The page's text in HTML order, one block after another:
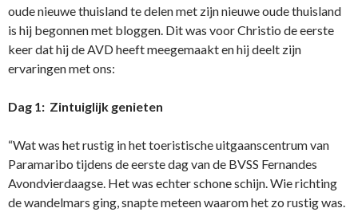
oude nieuwe thuisland te delen met zijn nieuwe oude thuisland
is hij begonnen met bloggen. Dit was voor Christio de eerste
keer dat hij de AVD heeft meegemaakt en hij deelt zijn
ervaringen met ons:
Dag 1: Zintuiglijk genieten
“Wat was het rustig in het toeristische uitgaanscentrum van
Paramaribo tijdens de eerste dag van de BVSS Fernandes
Avondvierdaagse. Het was echter schone schijn. Wie richting
de wandelmars ging, snapte meteen waarom het zo rustig was.